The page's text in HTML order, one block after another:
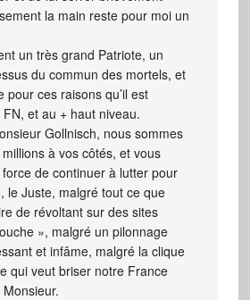
la main reste pour moi un
un très grand Patriote, un
du commun des mortels, et
pour ces raisons qu’il est
et au + haut niveau.
Gollnisch, nous sommes
à vos côtés, et vous
de continuer à lutter pour
le Juste, malgré tout ce que
de révoltant sur des sites
», malgré un pilonnage
et infâme, malgré la clique
qui veut briser notre France